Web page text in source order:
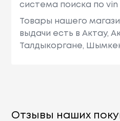
система поиска по vin
Товары нашего
выдачи есть в Актау,
Талдыкоргане,
Отзывы наших